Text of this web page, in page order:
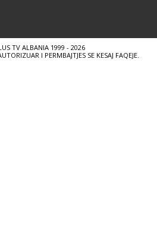
TV ALBANIA 1999 - 2026
I PERMBAJTJES SE KESAJ FAQEJE.